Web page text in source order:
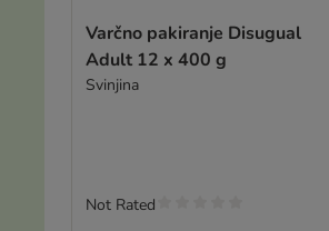
Varčno pakiranje Disugual
Adult 12 x 400 g
Svinjina
Not Rated